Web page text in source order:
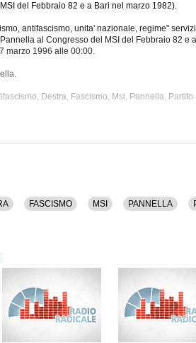
del Febbraio 82 e a Bari nel marzo 1982).
antifascismo, unita' nazionale, regime"
al Congresso del MSI del Febbraio 82 e
marzo 1996 alle 00:00.
Destra, Fascismo, Msi, Pannella,
FASCISMO MSI PANNELLA